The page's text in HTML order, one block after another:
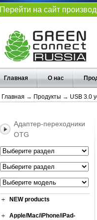
Перейти на сайт
Главная О нас
Главная → Продукты → USB 3.0
Адаптер-переходники
OTG
NEW products
Apple/Mac/iPhone/iPad-